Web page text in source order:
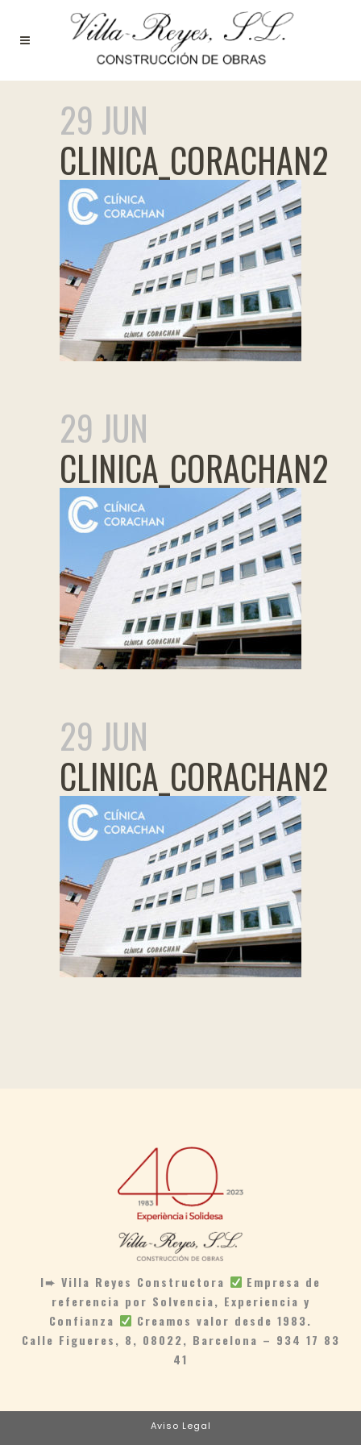
29 JUN
CLINICA_CORACHAN2
29 JUN
CLINICA_CORACHAN2
29 JUN
CLINICA_CORACHAN2
I➨ Villa Reyes Constructora
Empresa de
referencia por Solvencia, Experiencia y
Confianza
Creamos valor desde 1983.
Calle Figueres, 8, 08022, Barcelona – 934 17 83
41
Aviso Legal